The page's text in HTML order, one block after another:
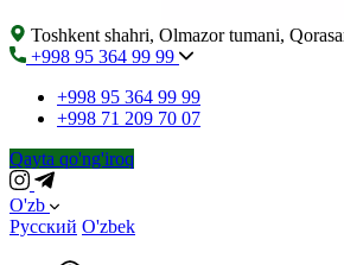
Toshkent shahri, Olmazor tumani,
+998 95 364 99 99
+998 95 364 99 99
+998 71 209 70 07
Qayta qo'ng'iroq
O'zb
Русский O'zbek